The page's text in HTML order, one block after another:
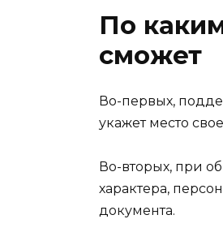
По
сможет
Во-первых,
укажет место
Во-вторых, при
характера,
документа.